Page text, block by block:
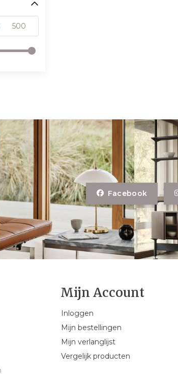
Facebook
Mijn Account
Inloggen
Mijn bestellingen
Mijn verlanglijst
Vergelijk producten